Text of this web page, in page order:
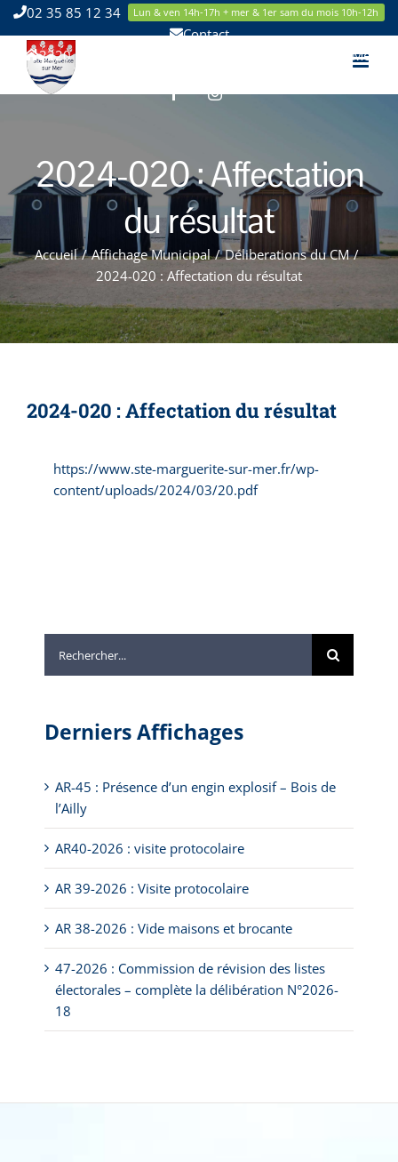
Passer
au
contenu
02 35 85 12 34 Lun & ven 14h-17h + mer & 1er sam du mois 10h-12h
Contact
2220 Route de la Mer 76119 Sainte Marguerite sur Mer
FacebookInstagram
2024-020 : Affectation
du résultat
Accueil / Affichage Municipal / Déliberations du CM /
2024-020 : Affectation du résultat
2024-020 : Affectation du résultat
https://www.ste-marguerite-sur-mer.fr/wp-
content/uploads/2024/03/20.pdf
Derniers Affichages
AR-45 : Présence d’un engin explosif – Bois de
l’Ailly
AR40-2026 : visite protocolaire
AR 39-2026 : Visite protocolaire
AR 38-2026 : Vide maisons et brocante
47-2026 : Commission de révision des listes
électorales – complète la délibération N°2026-
18